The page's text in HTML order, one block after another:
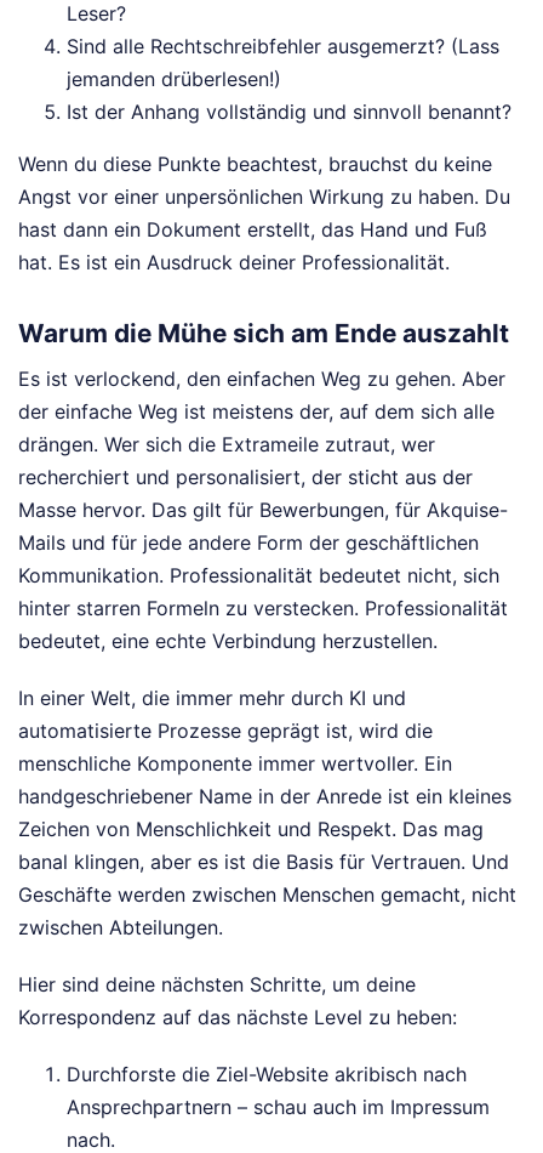
Leser?
Sind alle Rechtschreibfehler ausgemerzt? (Lass
jemanden drüberlesen!)
Ist der Anhang vollständig und sinnvoll benannt?
Wenn du diese Punkte beachtest, brauchst du keine
Angst vor einer unpersönlichen Wirkung zu haben. Du
hast dann ein Dokument erstellt, das Hand und Fuß
hat. Es ist ein Ausdruck deiner Professionalität.
Warum die Mühe sich am Ende auszahlt
Es ist verlockend, den einfachen Weg zu gehen. Aber
der einfache Weg ist meistens der, auf dem sich alle
drängen. Wer sich die Extrameile zutraut, wer
recherchiert und personalisiert, der sticht aus der
Masse hervor. Das gilt für Bewerbungen, für Akquise-
Mails und für jede andere Form der geschäftlichen
Kommunikation. Professionalität bedeutet nicht, sich
hinter starren Formeln zu verstecken. Professionalität
bedeutet, eine echte Verbindung herzustellen.
In einer Welt, die immer mehr durch KI und
automatisierte Prozesse geprägt ist, wird die
menschliche Komponente immer wertvoller. Ein
handgeschriebener Name in der Anrede ist ein kleines
Zeichen von Menschlichkeit und Respekt. Das mag
banal klingen, aber es ist die Basis für Vertrauen. Und
Geschäfte werden zwischen Menschen gemacht, nicht
zwischen Abteilungen.
Hier sind deine nächsten Schritte, um deine
Korrespondenz auf das nächste Level zu heben:
Durchforste die Ziel-Website akribisch nach
Ansprechpartnern – schau auch im Impressum
nach.